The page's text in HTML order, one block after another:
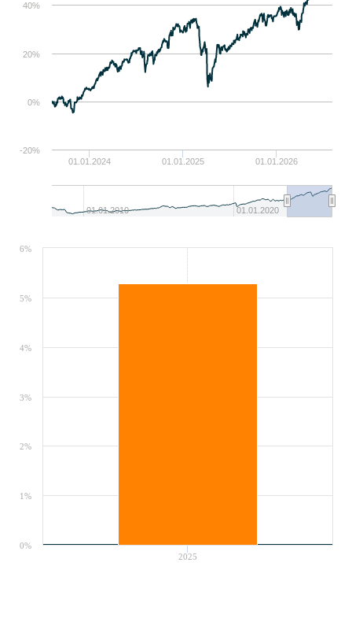
01.01.2024 01.01.2025 01.01.2026
01.01.2010 01.01.2020
0%
20%
40%
-20%
2025
0%
1%
2%
3%
4%
5%
6%